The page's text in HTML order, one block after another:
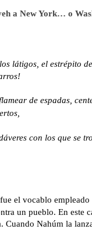
a New York… o
látigos, el estrépito
de espadas,
con los que se
el vocablo
un pueblo. En este
Cuando Nahúm la